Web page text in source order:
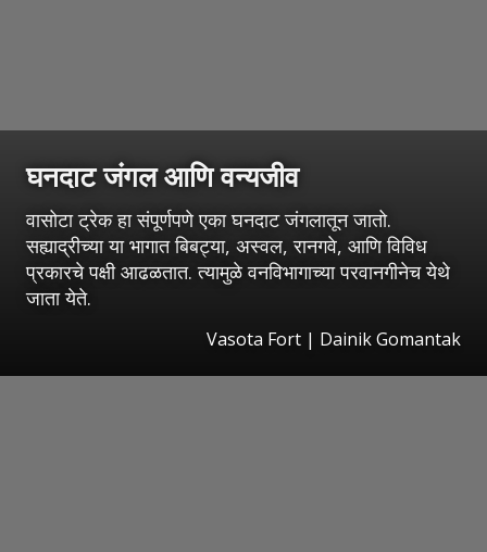
घनदाट जंगल आणि वन्यजीव
वासोटा ट्रेक हा संपूर्णपणे एका घनदाट जंगलातून जातो.
सह्याद्रीच्या या भागात बिबट्या, अस्वल, रानगवे, आणि विविध
प्रकारचे पक्षी आढळतात. त्यामुळे वनविभागाच्या परवानगीनेच येथे
जाता येते.
Vasota Fort | Dainik Gomantak